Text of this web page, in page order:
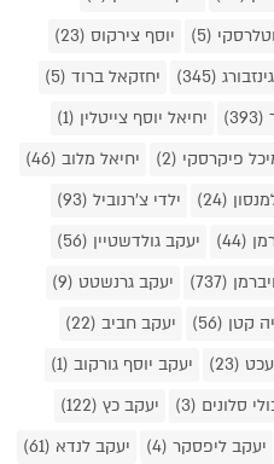
(5)
יוסף צירקוס (23)
(345)
יחזקאל ברוד (5)
יחיאל יוסף צייטלין (1)
פיקרסקי (2)
יחיאל מלוב (46)
(24)
ילדי צ'רנוביל (93)
(44)
יעקב גולדשטיין (56)
(737)
יעקב גרנשטט (9)
קטן (56)
יעקב חביב (22)
(23)
יעקב יוסף גורקוב (1)
סלונים (3)
יעקב כץ (122)
יעקב ליפסקר (4)
יעקב לנדא (61)